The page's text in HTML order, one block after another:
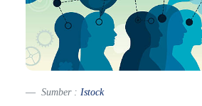
Sumber : Istock